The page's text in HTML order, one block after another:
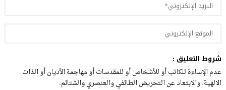
شروط التعليق :
عدم الإساءة للكاتب أو للأشخاص أو للمقدسات أو مهاجمة الأديان أو الذات
الالهية. والابتعاد عن التحريض الطائفي والعنصري والشتائم.